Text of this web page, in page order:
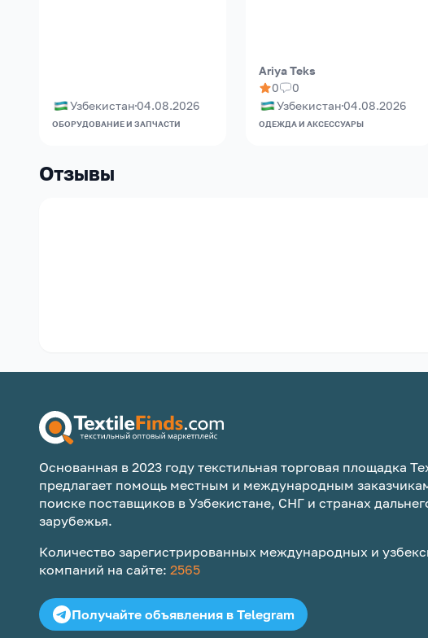
Узбекистан 04.08.2026
ОБОРУДОВАНИЕ И ЗАПЧАСТИ
Ariya Teks
0
0
Узбекистан04.08.2026
ОДЕЖДА И АКСЕССУАРЫ
Отзывы
Основанная в 2023 году текстильная торговая площадка
предлагает помощь местным и международным
поиске поставщиков в Узбекистане, СНГ и странах
зарубежья.
Количество зарегистрированных международных и
компаний на сайте: 2565
Получайте объявления в Telegram